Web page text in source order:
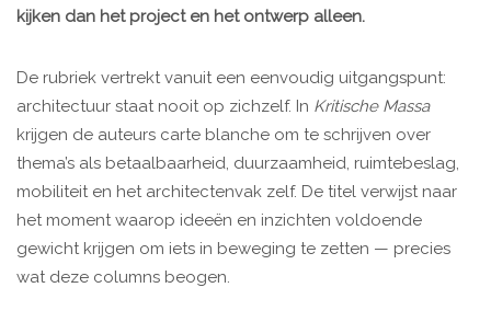
kijken dan het project en het ontwerp alleen.
De rubriek vertrekt vanuit een eenvoudig uitgangspunt:
architectuur staat nooit op zichzelf. In Kritische Massa
krijgen de auteurs carte blanche om te schrijven over
thema’s als betaalbaarheid, duurzaamheid, ruimtebeslag,
mobiliteit en het architectenvak zelf. De titel verwijst naar
het moment waarop ideeën en inzichten voldoende
gewicht krijgen om iets in beweging te zetten — precies
wat deze columns beogen.